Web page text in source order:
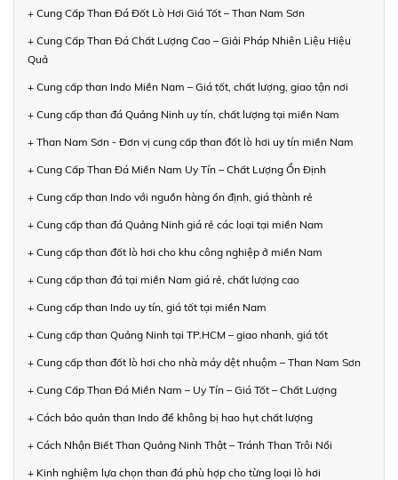
+ Cung Cấp Than Đá Đốt Lò Hơi Giá Tốt – Than Nam Sơn
+ Cung Cấp Than Đá Chất Lượng Cao – Giải Pháp Nhiên Liệu Hiệu
Quả
+ Cung cấp than Indo Miền Nam – Giá tốt, chất lượng, giao tận nơi
+ Cung cấp than đá Quảng Ninh uy tín, chất lượng tại miền Nam
+ Than Nam Sơn - Đơn vị cung cấp than đốt lò hơi uy tín miền Nam
+ Cung Cấp Than Đá Miền Nam Uy Tín – Chất Lượng Ổn Định
+ Cung cấp than Indo với nguồn hàng ổn định, giá thành rẻ
+ Cung cấp than đá Quảng Ninh giá rẻ các loại tại miền Nam
+ Cung cấp than đốt lò hơi cho khu công nghiệp ở miền Nam
+ Cung cấp than đá tại miền Nam giá rẻ, chất lượng cao
+ Cung cấp than Indo uy tín, giá tốt tại miền Nam
+ Cung cấp than Quảng Ninh tại TP.HCM – giao nhanh, giá tốt
+ Cung cấp than đốt lò hơi cho nhà máy dệt nhuộm – Than Nam Sơn
+ Cung Cấp Than Đá Miền Nam – Uy Tín – Giá Tốt – Chất Lượng
+ Cách bảo quản than Indo để không bị hao hụt chất lượng
+ Cách Nhận Biết Than Quảng Ninh Thật – Tránh Than Trôi Nổi
+ Kinh nghiệm lựa chọn than đá phù hợp cho từng loại lò hơi